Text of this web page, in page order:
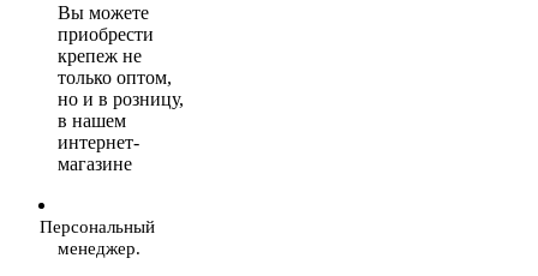
Вы можете
приобрести
крепеж не
только оптом,
но и в розницу,
в нашем
интернет-
магазине
Персональный
менеджер.